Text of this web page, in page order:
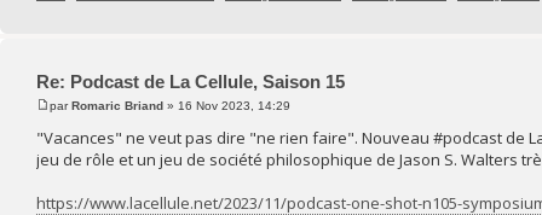
Re: Podcast de La Cellule, Saison 15
parRomaric Briand » 16 Nov 2023, 14:29
"Vacances" ne veut pas dire "ne rien faire". Nouveau #podcast de
jeu de rôle et un jeu de société philosophique de Jason S. Walters
https://www.lacellule.net/2023/11/podcast-one-shot-n105-